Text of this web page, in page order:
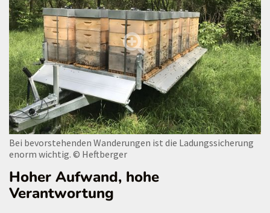
Bei bevorstehenden Wanderungen ist die Ladungssicherung
enorm wichtig. © Heftberger
Hoher Aufwand, hohe
Verantwortung